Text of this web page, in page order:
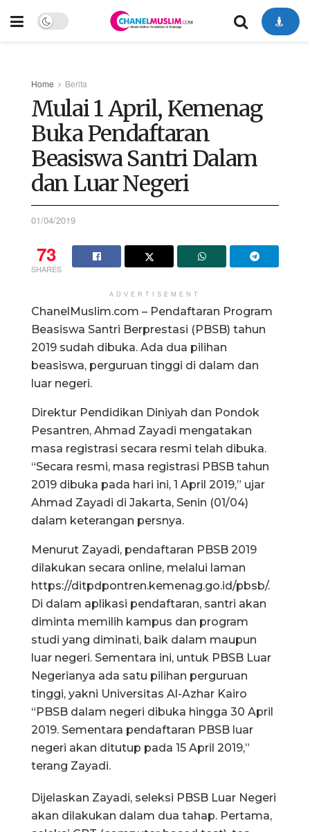
Home Berita
Mulai 1 April, Kemenag
Buka Pendaftaran
Beasiswa Santri Dalam
dan Luar Negeri
01/04/2019
73
SHARES
ADVERTISEMENT
ChanelMuslim.com – Pendaftaran Program
Beasiswa Santri Berprestasi (PBSB) tahun
2019 sudah dibuka. Ada dua pilihan
beasiswa, perguruan tinggi di dalam dan
luar negeri.
Direktur Pendidikan Diniyah dan Pondok
Pesantren, Ahmad Zayadi mengatakan
masa registrasi secara resmi telah dibuka.
“Secara resmi, masa registrasi PBSB tahun
2019 dibuka pada hari ini, 1 April 2019,” ujar
Ahmad Zayadi di Jakarta, Senin (01/04)
dalam keterangan persnya.
Menurut Zayadi, pendaftaran PBSB 2019
dilakukan secara online, melalui laman
https://ditpdpontren.kemenag.go.id/pbsb/.
Di dalam aplikasi pendaftaran, santri akan
diminta memilih kampus dan program
studi yang diminati, baik dalam maupun
luar negeri. Sementara ini, untuk PBSB Luar
Negerianya ada satu pilihan perguruan
tinggi, yakni Universitas Al-Azhar Kairo
“PBSB dalam negeri dibuka hingga 30 April
2019. Sementara pendaftaran PBSB luar
negeri akan ditutup pada 15 April 2019,”
terang Zayadi.
Dijelaskan Zayadi, seleksi PBSB Luar Negeri
akan dilakukan dalam dua tahap. Pertama,